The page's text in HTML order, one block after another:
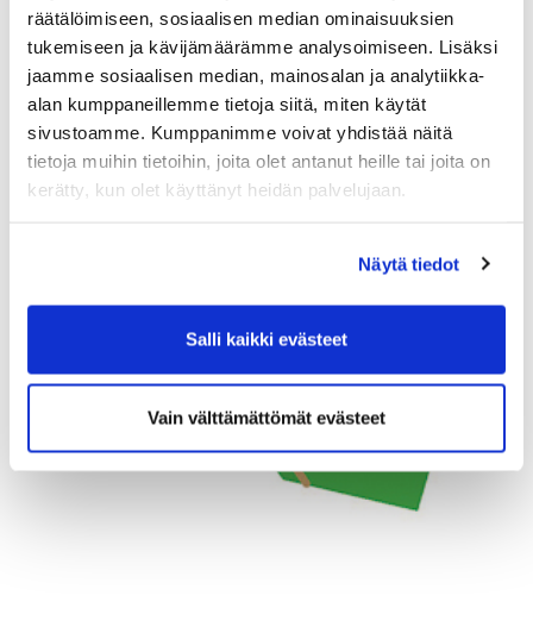
räätälöimiseen, sosiaalisen median ominaisuuksien
tukemiseen ja kävijämäärämme analysoimiseen. Lisäksi
jaamme sosiaalisen median, mainosalan ja analytiikka-
alan kumppaneillemme tietoja siitä, miten käytät
sivustoamme. Kumppanimme voivat yhdistää näitä
tietoja muihin tietoihin, joita olet antanut heille tai joita on
kerätty, kun olet käyttänyt heidän palvelujaan.
Näytä tiedot
Salli kaikki evästeet
Vain välttämättömät evästeet